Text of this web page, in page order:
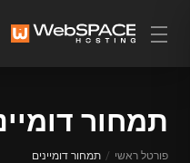
תמחור
פורטל ראשי תמחור דומיינים